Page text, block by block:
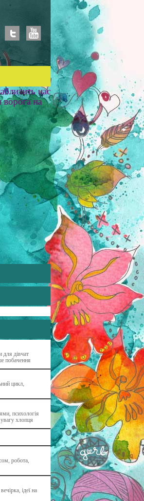
нас
ворога на
для дівчат
побачення
цикл,
психологія
хлопця
робота,
ідеї на